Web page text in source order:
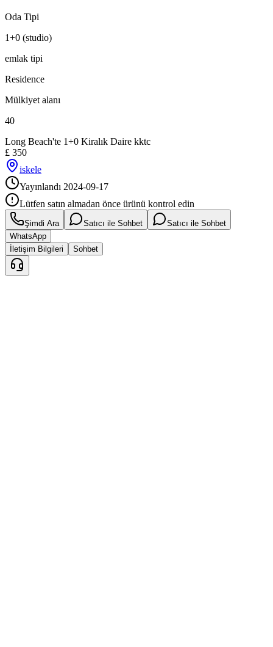
Oda Tipi
1+0 (studio)
emlak tipi
Residence
Mülkiyet alanı
40
Long Beach'te 1+0 Kiralık Daire kktc
£ 350
iskele
Yayınlandı 2024-09-17
Lütfen satın almadan önce ürünü kontrol edin
Şimdi Ara Satıcı ile Sohbet
Satıcı ile Sohbet
WhatsApp
İletişim Bilgileri
Sohbet